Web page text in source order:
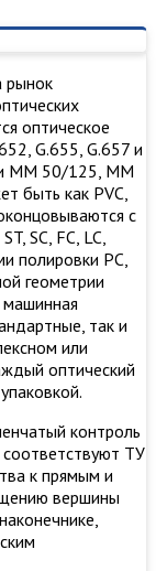
рынок
оптическое
G.655, G.657 и
MM 50/125, MM
быть как PVC,
с
SC, FC, LC,
полировки PC,
геометрии
машинная
так и
или
оптический
контроль
соответствуют ТУ
к прямым и
вершины